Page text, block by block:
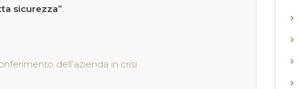
sicurezza”.
dell’azienda in crisi